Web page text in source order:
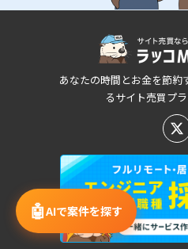
🤖AIで案件を探す
あなたの時間とお金を節約
るサイト売買プ